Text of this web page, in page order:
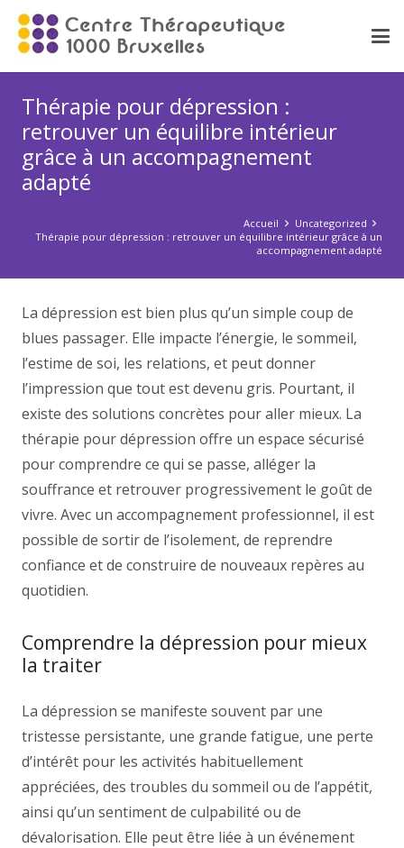
Thérapie pour dépression :
retrouver un équilibre intérieur
grâce à un accompagnement
adapté
Accueil
Uncategorized
Thérapie pour dépression : retrouver un équilibre intérieur grâce à un
accompagnement adapté
La dépression est bien plus qu’un simple coup de
blues passager. Elle impacte l’énergie, le sommeil,
l’estime de soi, les relations, et peut donner
l’impression que tout est devenu gris. Pourtant, il
existe des solutions concrètes pour aller mieux. La
thérapie pour dépression offre un espace sécurisé
pour comprendre ce qui se passe, alléger la
souffrance et retrouver progressivement le goût de
vivre. Avec un accompagnement professionnel, il est
possible de sortir de l’isolement, de reprendre
confiance et de construire de nouveaux repères au
quotidien.
Comprendre la dépression pour mieux
la traiter
La dépression se manifeste souvent par une
tristesse persistante, une grande fatigue, une perte
d’intérêt pour les activités habituellement
appréciées, des troubles du sommeil ou de l’appétit,
ainsi qu’un sentiment de culpabilité ou de
dévalorisation. Elle peut être liée à un événement